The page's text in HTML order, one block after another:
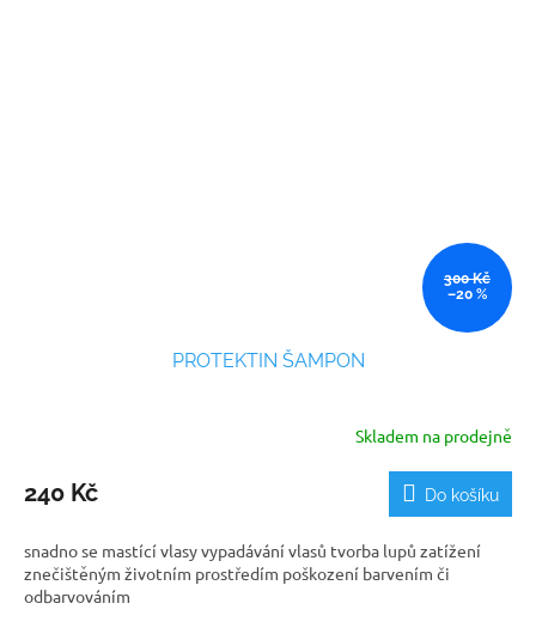
300 Kč
–20 %
PROTEKTIN ŠAMPON
Skladem na prodejně
240 Kč Do košíku
snadno se mastící vlasy vypadávání vlasů tvorba lupů zatížení
znečištěným životním prostředím poškození barvením či
odbarvováním